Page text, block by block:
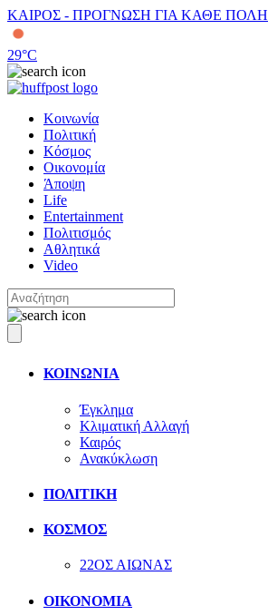
ΚΑΙΡΟΣ - ΠΡΟΓΝΩΣΗ ΓΙΑ ΚΑΘΕ ΠΟΛΗ
29°C
Κοινωνία
Πολιτική
Κόσμος
Οικονομία
Άποψη
Life
Entertainment
Πολιτισμός
Αθλητικά
Video
ΚΟΙΝΩΝΙΑ
Έγκλημα
Κλιματική Αλλαγή
Καιρός
Ανακύκλωση
ΠΟΛΙΤΙΚΗ
ΚΟΣΜΟΣ
22ΟΣ ΑΙΩΝΑΣ
ΟΙΚΟΝΟΜΙΑ